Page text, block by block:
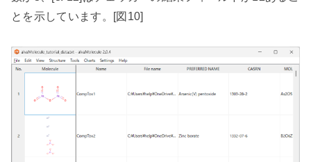
とを示しています。
[図 10]